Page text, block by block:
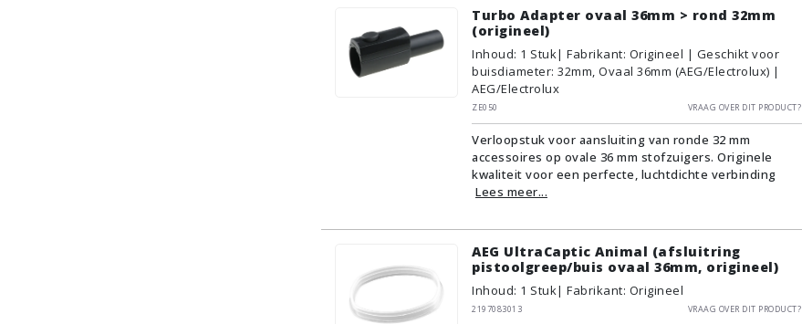
Turbo Adapter ovaal 36mm > rond 32mm
(origineel)
Inhoud: 1 Stuk| Fabrikant: Origineel | Geschikt voor
buisdiameter: 32mm, Ovaal 36mm (AEG/Electrolux) |
AEG/Electrolux
ZE050
Vraag over dit product?
Verloopstuk voor aansluiting van ronde 32 mm
accessoires op ovale 36 mm stofzuigers. Originele
kwaliteit voor een perfecte, luchtdichte verbinding
Lees meer...
AEG UltraCaptic Animal (afsluitring
pistoolgreep/buis ovaal 36mm, origineel)
Inhoud: 1 Stuk| Fabrikant: Origineel
2197083013
Vraag over dit product?